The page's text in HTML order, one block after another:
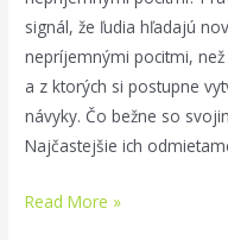
signál, že ľudia hľadajú
nepríjemnými pocitmi,
a z ktorých si postupne
návyky. Čo bežne so
Najčastejšie ich
Čo
Read More »